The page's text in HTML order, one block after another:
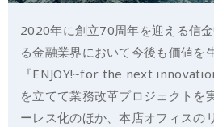
2020年に創立70周年を迎える信
る金融業界において今後も価値を
『ENJOY!~for the next
を立てて業務改革プロジェクトを
ーレス化のほか、本店オフィスの